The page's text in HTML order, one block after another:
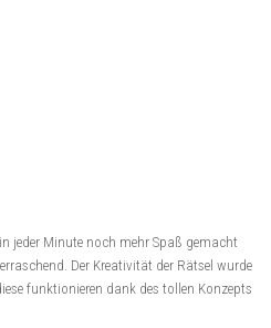
jeder Minute noch mehr Spaß gemacht
Der Kreativität der Rätsel wurde
funktionieren dank des tollen Konzepts